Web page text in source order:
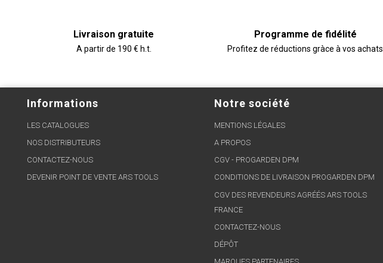
Livraison gratuite
A partir de 190 € h.t.
Programme de fidélité
Profitez de réductions gràce à vos achats
Informations
LES CATALOGUES
NOS DISTRIBUTEURS
CONTACTEZ-NOUS
DEVENIR POINT DE VENTE ARS TOOLS
Notre société
MENTIONS LÉGALES
A PROPOS
CGV - PROGARDEN DPM
CONDITIONS DE LIVRAISON PROGARDEN DPM
CGV DES REVENDEURS AGRÉÉS ARS TOOLS
FRANCE
CONTACTEZ-NOUS
DÉPÔT